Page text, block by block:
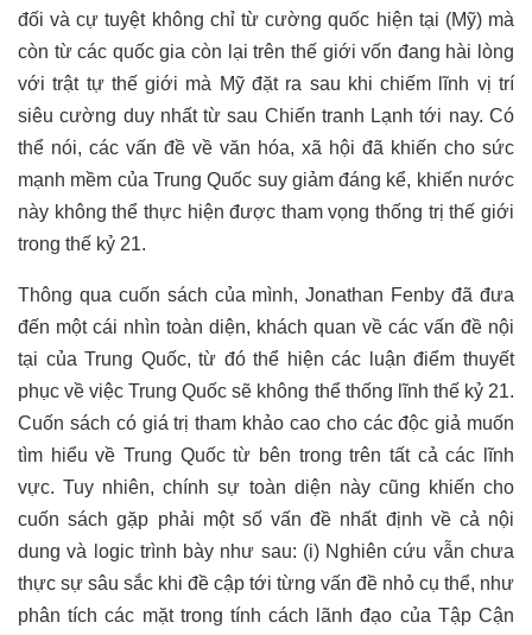
đối và cự tuyệt không chỉ từ cường quốc hiện tại (Mỹ) mà
còn từ các quốc gia còn lại trên thế giới vốn đang hài lòng
với trật tự thế giới mà Mỹ đặt ra sau khi chiếm lĩnh vị trí
siêu cường duy nhất từ sau Chiến tranh Lạnh tới nay. Có
thể nói, các vấn đề về văn hóa, xã hội đã khiến cho sức
mạnh mềm của Trung Quốc suy giảm đáng kể, khiến nước
này không thể thực hiện được tham vọng thống trị thế giới
trong thế kỷ 21.
Thông qua cuốn sách của mình, Jonathan Fenby đã đưa
đến một cái nhìn toàn diện, khách quan về các vấn đề nội
tại của Trung Quốc, từ đó thể hiện các luận điểm thuyết
phục về việc Trung Quốc sẽ không thể thống lĩnh thế kỷ 21.
Cuốn sách có giá trị tham khảo cao cho các độc giả muốn
tìm hiểu về Trung Quốc từ bên trong trên tất cả các lĩnh
vực. Tuy nhiên, chính sự toàn diện này cũng khiến cho
cuốn sách gặp phải một số vấn đề nhất định về cả nội
dung và logic trình bày như sau: (i) Nghiên cứu vẫn chưa
thực sự sâu sắc khi đề cập tới từng vấn đề nhỏ cụ thể, như
phân tích các mặt trong tính cách lãnh đạo của Tập Cận